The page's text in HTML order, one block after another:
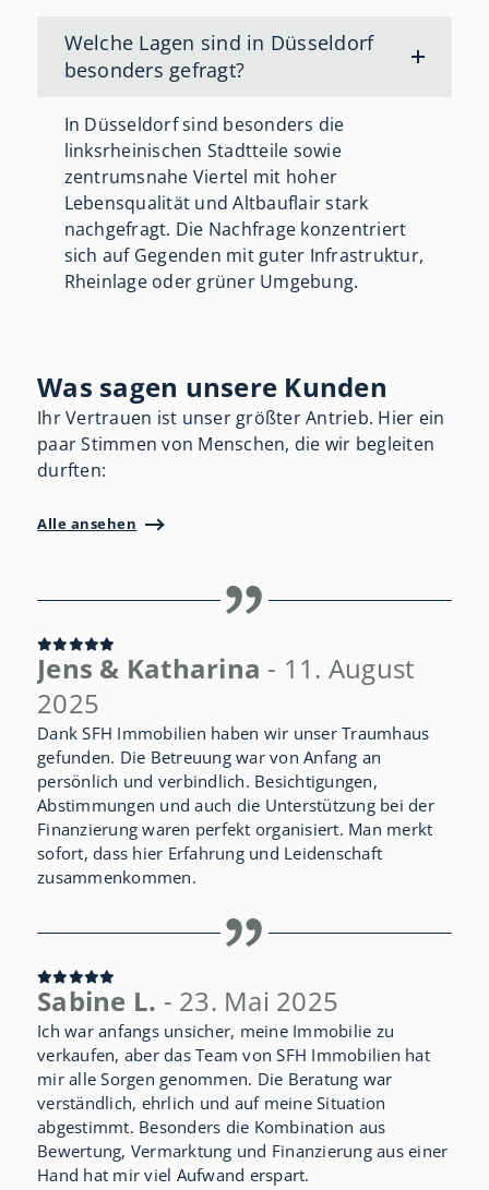
Welche Lagen sind in Düsseldorf
besonders gefragt?
In Düsseldorf sind besonders die
linksrheinischen Stadtteile sowie
zentrumsnahe Viertel mit hoher
Lebensqualität und Altbauflairstark
nachgefragt. Die Nachfrage konzentriert
sich auf Gegenden mit guter Infrastruktur,
Rheinlage oder grüner Umgebung.
Was sagen unsere Kunden
Ihr Vertrauen ist unser größter Antrieb. Hier ein
paar Stimmen von Menschen, die wir begleiten
durften:
Alle ansehen
Jens & Katharina - 11. August
2025
Dank SFH Immobilien haben wir unser Traumhaus
gefunden. Die Betreuung war von Anfang an
persönlich und verbindlich. Besichtigungen,
Abstimmungen und auch die Unterstützung bei der
Finanzierung waren perfekt organisiert. Man merkt
sofort, dass hier Erfahrung und Leidenschaft
zusammenkommen.
Sabine L. - 23. Mai 2025
Ich war anfangs unsicher, meine Immobilie zu
verkaufen, aber das Team von SFH Immobilien hat
mir alle Sorgen genommen. Die Beratung war
verständlich, ehrlich und auf meine Situation
abgestimmt. Besonders die Kombination aus
Bewertung, Vermarktung und Finanzierung aus einer
Hand hat mir viel Aufwand erspart.